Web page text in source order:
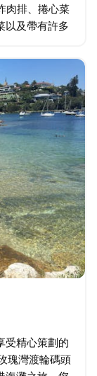
肉排、捲心菜
以及帶有許多
受精心策劃的
瑰灣渡輪碼頭